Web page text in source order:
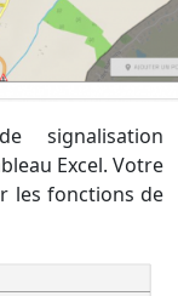
signalisation
Excel. Votre
les fonctions de